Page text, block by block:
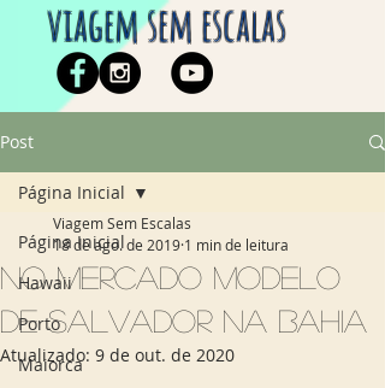
viagem sem escalas
Post
Página Inicial
Hawaii
Porto
Maiorca
Página Inicial
No Mercado Modelo
de Salvador na Bahia
Viagem Sem Escalas
18 de ago. de 2019 1 min de leitura
Atualizado: 9 de out. de 2020